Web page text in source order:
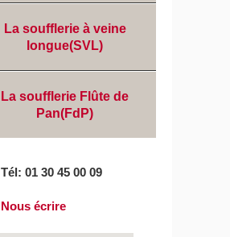
La soufflerie à veine
longue(SVL)
La soufflerie Flûte de
Pan(FdP)
Tél: 01 30 45 00 09
Nous écrire